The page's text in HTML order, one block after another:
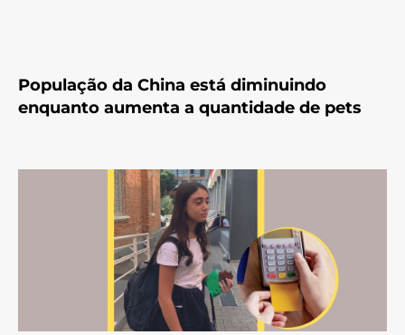
População da China está diminuindo
enquanto aumenta a quantidade de pets